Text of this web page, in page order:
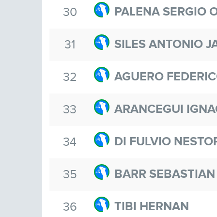
30 PALENA SERGIO
31 SILES ANTONIO
32 AGUERO
33 ARANCEGUI
34 DI FULVIO
35 BARR SEBASTIAN
36 TIBI HERNAN